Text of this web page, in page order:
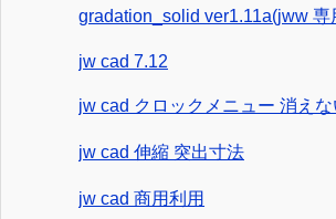
gradation_solid ver1.11a(jww 専
jw cad 7.12
jw cad クロックメニュー 消えな
jw cad 伸縮 突出寸法
jw cad 商用利用